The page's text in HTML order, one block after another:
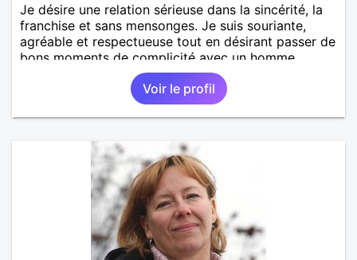
Je désire une relation sérieuse dans la sincérité, la
franchise et sans mensonges. Je suis souriante,
agréable et respectueuse tout en désirant passer de
bons moments de complicité avec un homme
voulant aller dans la même direction que moi.
Voir le profil